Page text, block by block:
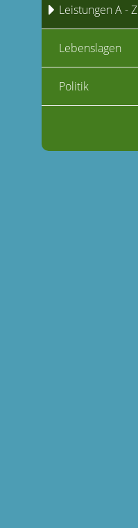
Leistungen A - Z
Lebenslagen
Politik